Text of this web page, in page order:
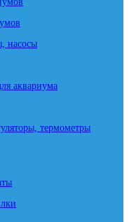
насосы
аквариума
термометры